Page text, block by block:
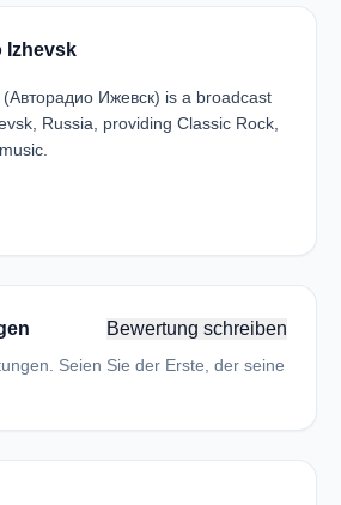
Izhevsk
Ижевск) is a broadcast
Russia, providing Classic Rock,
Bewertung schreiben
Seien Sie der Erste, der seine